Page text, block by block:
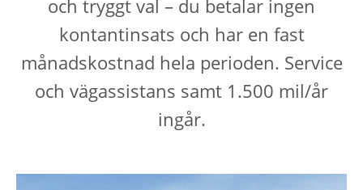
och tryggt val – du betalar ingen
kontantinsats och har en fast
månadskostnad hela perioden. Service
och vägassistans samt 1.500 mil/år
ingår.